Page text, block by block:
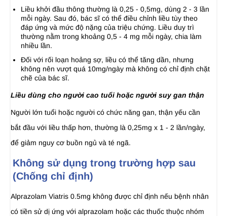
Liều khởi đầu thông thường là 0,25 - 0,5mg, dùng 2 - 3 lần
mỗi ngày. Sau đó, bác sĩ có thể điều chỉnh liều tùy theo
đáp ứng và mức độ nặng của triệu chứng. Liều duy trì
thường nằm trong khoảng 0,5 - 4 mg mỗi ngày, chia làm
nhiều lần.
Đối với rối loạn hoảng sợ, liều có thể tăng dần, nhưng
không nên vượt quá 10mg/ngày mà không có chỉ định chặt
chẽ của bác sĩ.
Liều dùng cho người cao tuổi hoặc người suy gan thận
Người lớn tuổi hoặc người có chức năng gan, thận yếu cần
bắt đầu với liều thấp hơn, thường là 0,25mg x 1 - 2 lần/ngày,
để giảm nguy cơ buồn ngủ và té ngã.
Không sử dụng trong trường hợp sau
(Chống chỉ định)
Alprazolam Viatris 0.5mg không được chỉ định nếu bệnh nhân
có tiền sử dị ứng với alprazolam hoặc các thuốc thuộc nhóm